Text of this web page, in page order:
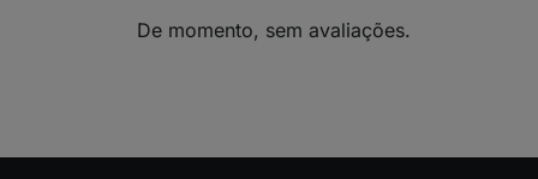
De momento, sem avaliações.